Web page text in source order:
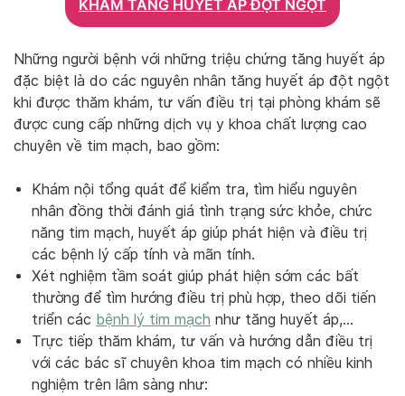
KHÁM TĂNG HUYẾT ÁP ĐỘT NGỘT
Những người bệnh với những triệu chứng tăng huyết áp
đặc biệt là do các nguyên nhân tăng huyết áp đột ngột
khi được thăm khám, tư vấn điều trị tại phòng khám sẽ
được cung cấp những dịch vụ y khoa chất lượng cao
chuyên về tim mạch, bao gồm:
Khám nội tổng quát để kiểm tra, tìm hiểu nguyên
nhân đồng thời đánh giá tình trạng sức khỏe, chức
năng tim mạch, huyết áp giúp phát hiện và điều trị
các bệnh lý cấp tính và mãn tính.
Xét nghiệm tầm soát giúp phát hiện sớm các bất
thường để tìm hướng điều trị phù hợp, theo dõi tiến
triển các bệnh lý tim mạch như tăng huyết áp,…
Trực tiếp thăm khám, tư vấn và hướng dẫn điều trị
với các bác sĩ chuyên khoa tim mạch có nhiều kinh
nghiệm trên lâm sàng như: